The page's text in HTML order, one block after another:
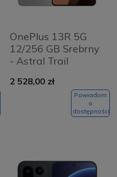
OnePlus 13R 5G
12/256 GB Srebrny
- Astral Trail
2 528,00 zł
Powiadom
o
dostępności